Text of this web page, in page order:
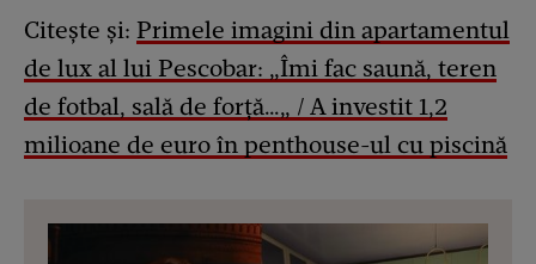
Citește și: Primele imagini din apartamentul
de lux al lui Pescobar: „Îmi fac saună, teren
de fotbal, sală de forță…„ / A investit 1,2
milioane de euro în penthouse-ul cu piscină